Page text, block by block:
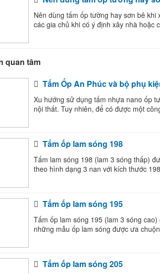
Nên dùng tấm ốp tường hay sơn bê
các gia chủ khi có ý định xây nhà hoặc
quan tâm
Tấm Ốp An Phúc và bộ phụ
Xu hướng sử dụng tấm nhựa nano ốp
nội thất. Tuy nhiên, để có được một
Tấm ốp lam sóng 198
Tấm lam sóng 198 (lam 3 sóng thấp)
theo hình dạng 3 nan với kích thước
Tấm ốp lam sóng 195
Tấm ốp lam sóng 195 (lam 3 sóng
những mẫu ốp lam sóng được ưa
Tấm ốp lam sóng 205